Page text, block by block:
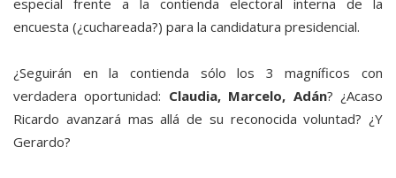
especial frente a la contienda electoral interna de la
encuesta (¿cuchareada?) para la candidatura presidencial.
¿Seguirán en la contienda sólo los 3 magníficos con
verdadera oportunidad: Claudia, Marcelo, Adán? ¿Acaso
Ricardo avanzará mas allá de su reconocida voluntad? ¿Y
Gerardo?